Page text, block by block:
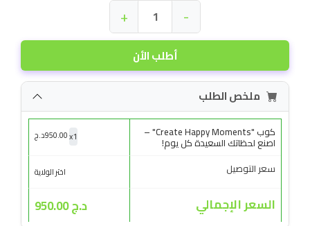
أطلب الأن
-
+
ملخص الطلب
كوب "Create Happy Moments" –
اصنع لحظاتك السعيدة كل يوم! x1
950.00د.ج
سعر التوصيل اختر الولاية
السعر الإجمالي د.ج 950.00